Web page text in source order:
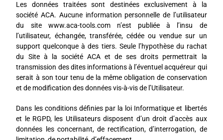
Les données traitées sont destinées exclusivement à la
société ACA. Aucune information personnelle de l’utilisateur
du site www.aca-tools.com n’est publiée à l’insu de
l’utilisateur, échangée, transférée, cédée ou vendue sur un
support quelconque à des tiers. Seule l’hypothèse du rachat
du Site à la société ACA et de ses droits permettrait la
transmission des dites informations à l’éventuel acquéreur qui
serait à son tour tenu de la même obligation de conservation
et de modification des données vis-à-vis de l’Utilisateur.
Dans les conditions définies par la loi Informatique et libertés
et le RGPD, les Utilisateurs disposent d’un droit d’accès aux
données les concernant, de rectification, d’interrogation, de